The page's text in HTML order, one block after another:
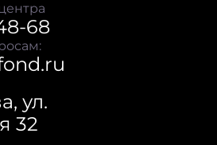
68
ул.
32